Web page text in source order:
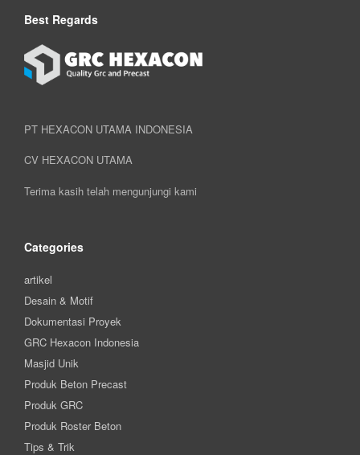
Best Regards
PT HEXACON UTAMA INDONESIA
CV HEXACON UTAMA
Terima kasih telah mengunjungi kami
Categories
artikel
Desain & Motif
Dokumentasi Proyek
GRC Hexacon Indonesia
Masjid Unik
Produk Beton Precast
Produk GRC
Produk Roster Beton
Tips & Trik